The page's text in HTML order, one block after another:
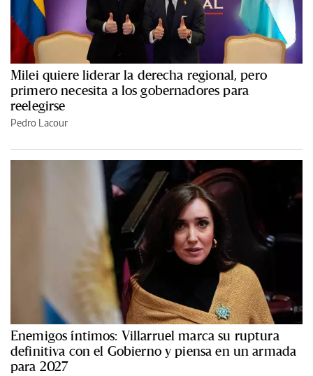
Milei quiere liderar la derecha regional, pero
primero necesita a los gobernadores para
reelegirse
Pedro Lacour
Enemigos íntimos: Villarruel marca su ruptura
definitiva con el Gobierno y piensa en un armada
para 2027